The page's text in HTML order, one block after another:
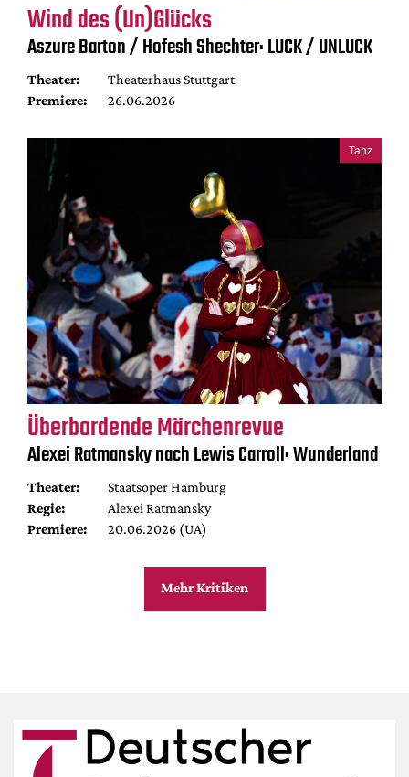
Wind des (Un)Glücks
Aszure Barton / Hofesh Shechter: LUCK / UNLUCK
Theater:
Theaterhaus Stuttgart
Premiere:
26.06.2026
Tanz
Überbordende Märchenrevue
Alexei Ratmansky nach Lewis Carroll: Wunderland
Theater:
Staatsoper Hamburg
Regie:
Alexei Ratmansky
Premiere:
20.06.2026 (UA)
Mehr Kritiken